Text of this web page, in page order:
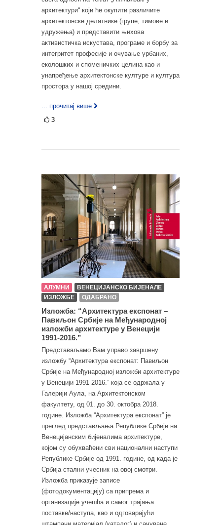
архитектури“ који ће окупити различите
архитектонске делатнике (групе, тимове и
удружења) и представити њихова
активистичка искустава, програме и борбу за
интегритет професије и очување урбаних,
еколошких и споменичких целина као и
унапређење архитектонске културе и култура
простора у нашој средини.
... прочитај више
3
АЛУМНИ
ВЕНЕЦИЈАНСКО БИЈЕНАЛЕ
ИЗЛОЖБЕ
ОДАБРАНО
Изложба: “Архитектура експонат –
Павиљон Србије на Међународној
изложби архитектуре у Венецији
1991-2016.”
Представаљамо Вам управо завршену
изложбу “Архитектура експонат: Павиљон
Србије на Међународној изложби архитектуре
у Венецији 1991-2016.” која се одржала у
Галерији Аула, на Архитектонском
факултету, од 01. до 30. октобра 2018.
године. Изложба “Архитектура експонат” је
преглед представљања Републике Србије на
Венецијанским бијеналима архитектуре,
којом су обухваћени сви национални наступи
Републике Србије од 1991. године, од када је
Србија стални учесник на овој смотри.
Изложба приказује записе
(фотодокументацију) са припрема и
организације учешћа и самог трајања
поставке/наступа, као и одговарајући